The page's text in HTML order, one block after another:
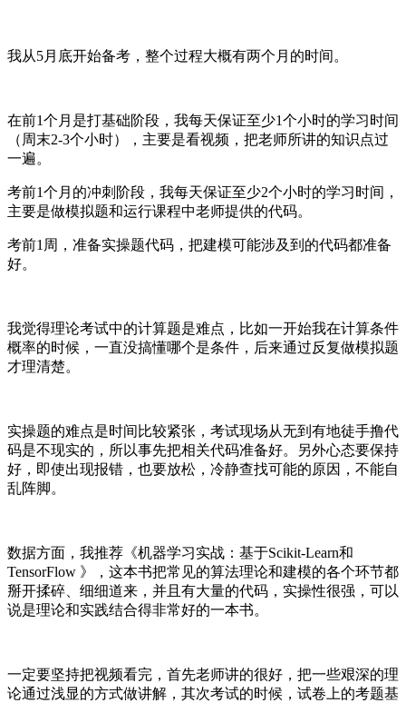
我从5月底开始备考，整个过程大概有两个月的时间。
在前1个月是打基础阶段，我每天保证至少1个小时的学习时间
（周末2-3个小时），主要是看视频，把老师所讲的知识点过
一遍。
考前1个月的冲刺阶段，我每天保证至少2个小时的学习时间，
主要是做模拟题和运行课程中老师提供的代码。
考前1 周，准备实操题代码，把建模可能涉及到的代码都准备
好。
我觉得理论考试中的计算题是难点，比如一开始我在计算条件
概率的时候，一直没搞懂哪个是条件，后来通过反复做模拟题
才理清楚。
实操题的难点是时间比较紧张，考试现场从无到有地徒手撸代
码是不现实的，所以事先把相关代码准备好。另外心态要保持
好，即使出现报错，也要放松，冷静查找可能的原因，不能自
乱阵脚。
数据方面，我推荐《机器学习实战：基于Scikit-Learn和
TensorFlow 》，这本书把常见的算法理论和建模的各个环节都
掰开揉碎、细细道来，并且有大量的代码，实操性很强，可以
说是理论和实践结合得非常好的一本书。
一定要坚持把视频看完，首先老师讲的很好，把一些艰深的理
论通过浅显的方式做讲解，其次考试的时候，试卷上的考题基